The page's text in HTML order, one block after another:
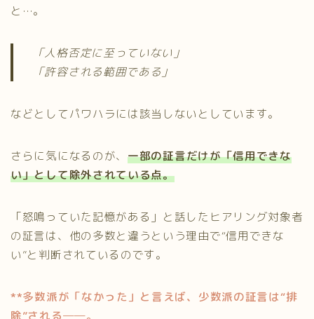
と…。
「人格否定に至っていない」
「許容される範囲である」
などとしてパワハラには該当しないとしています。
さらに気になるのが、 一部の証言だけが「信用できな
い」として除外されている点。
「怒鳴っていた記憶がある」と話したヒアリング対象者
の証言は、他の多数と違うという理由で“信用できな
い”と判断されているのです。
**多数派が「なかった」と言えば、少数派の証言は“排
除”される──。